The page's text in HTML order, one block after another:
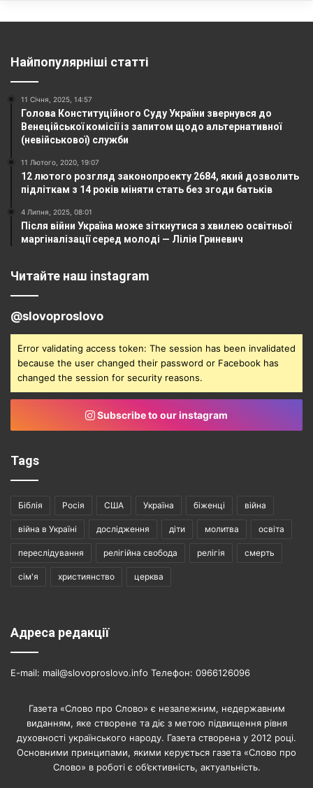
Найпопулярніші статті
11 Січня, 2025, 14:57
Голова Конституційного Суду України звернувся до
Венеційської комісії із запитом щодо альтернативної
(невійськової) служби
11 Лютого, 2020, 19:07
12 лютого розгляд законопроекту 2684, який дозволить
підліткам з 14 років міняти стать без згоди батьків
4 Липня, 2025, 08:01
Після війни Україна може зіткнутися з хвилею освітньої
маргіналізації серед молоді — Лілія Гриневич
Читайте наш instagram
@slovoproslovo
Error validating access token: The session has been invalidated
because the user changed their password or Facebook has
changed the session for security reasons.
Subscribe to our instagram
Tags
Біблія Росія США Україна біженці війна
війна в Україні дослідження діти молитва освіта
переслідування релігійна свобода релігія смерть
сім'я християнство церква
Адреса редакції
E-mail: mail@slovoproslovo.info Телефон: 0966126096
Газета «Слово про Слово» є незалежним, недержавним
виданням, яке створене та діє з метою підвищення рівня
духовності українського народу. Газета створена у 2012 році.
Основними принципами, якими керується газета «Слово про
Слово» в роботі є об’єктивність, актуальність.